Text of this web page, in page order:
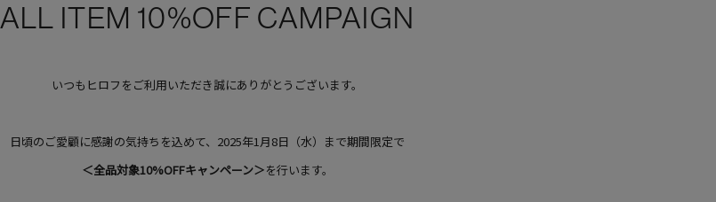
ALL ITEM 10%OFF CAMPAIGN
いつもヒロフをご利用いただき誠にありがとうございます。
日頃のご愛顧に感謝の気持ちを込めて、2025年1月8日（水）まで期間限定で
＜全品対象10%OFFキャンペーン＞を行います。